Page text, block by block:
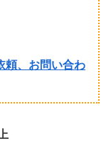
頼、お問い合わ